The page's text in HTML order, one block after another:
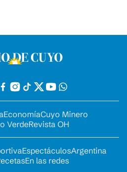
EconomíaCuyo Minero
VerdeRevista OH
EspectáculosArgentina
En las redes